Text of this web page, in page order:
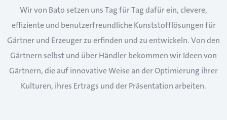
Wir von Bato setzen uns Tag für Tag dafür ein, clevere,
effiziente und benutzerfreundliche Kunststofflösungen für
Gärtner und Erzeuger zu erfinden und zu entwickeln. Von den
Gärtnern selbst und über Händler bekommen wir Ideen von
Gärtnern, die auf innovative Weise an der Optimierung ihrer
Kulturen, ihres Ertrags und der Präsentation arbeiten.